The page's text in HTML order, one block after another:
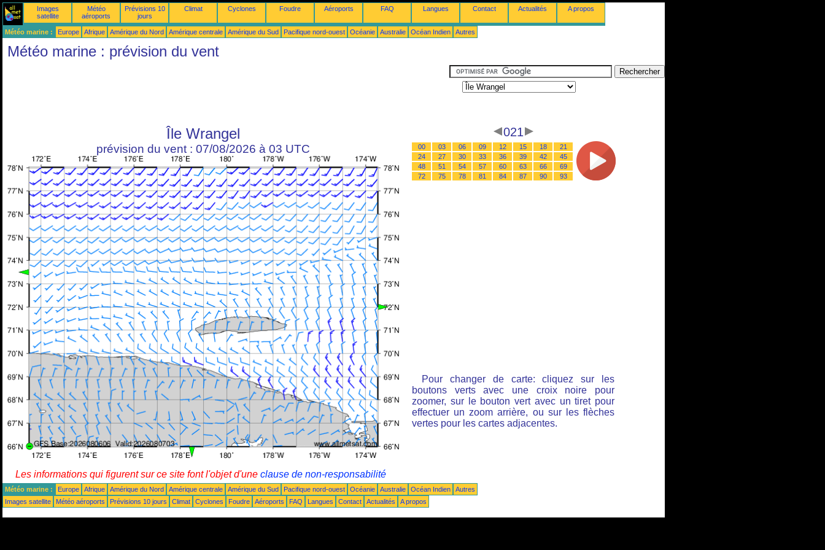
Images
satellite
Météo
aéroports
Prévisions 10
jours
Climat Cyclones Foudre Aéroports FAQ Langues Contact Actualités A propos
Météo marine : Europe Afrique Amérique du Nord Amérique centrale Amérique du Sud Pacifique nord-ouest Océanie Australie Océan Indien Autres
Météo marine : prévision du vent
Île Wrangel
prévision du vent : 07/08/2026 à 03 UTC
021
00 03 06 09 12 15 18
21
24
27 30 33 36 39 42
45
48
51 54 57 60 63 66
69
72
75 78 81 84 87 90 93
Pour changer de carte: cliquez sur les
boutons verts avec une croix noire pour
zoomer, sur le bouton vert avec un tiret pour
effectuer un zoom arrière, ou sur les flèches
vertes pour les cartes adjacentes.
Les informations qui figurent sur ce site font l'objet d'une clause de non-responsabilité
Météo marine : Europe Afrique Amérique du Nord Amérique centrale Amérique du Sud Pacifique nord-ouest Océanie Australie Océan Indien
Autres
Images satellite
Météo aéroports Prévisions 10 jours Climat Cyclones Foudre Aéroports FAQ Langues Contact Actualités A propos